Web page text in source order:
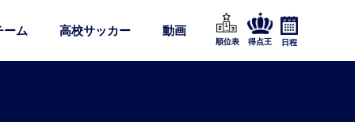
ーム 高校サッカー 動画
順位表 得点王 日程